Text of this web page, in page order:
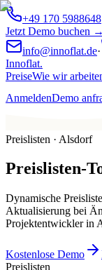
+49 170 5988648
Jetzt Demo buchen →
info@innoflat.de·
Innoflat.
PreiseWie wir
AnmeldenDemo
Preislisten · Alsdorf
Preislisten-
Dynamische
Aktualisierung bei
Projektentwickler in
Kostenlose Demo
Preislisten